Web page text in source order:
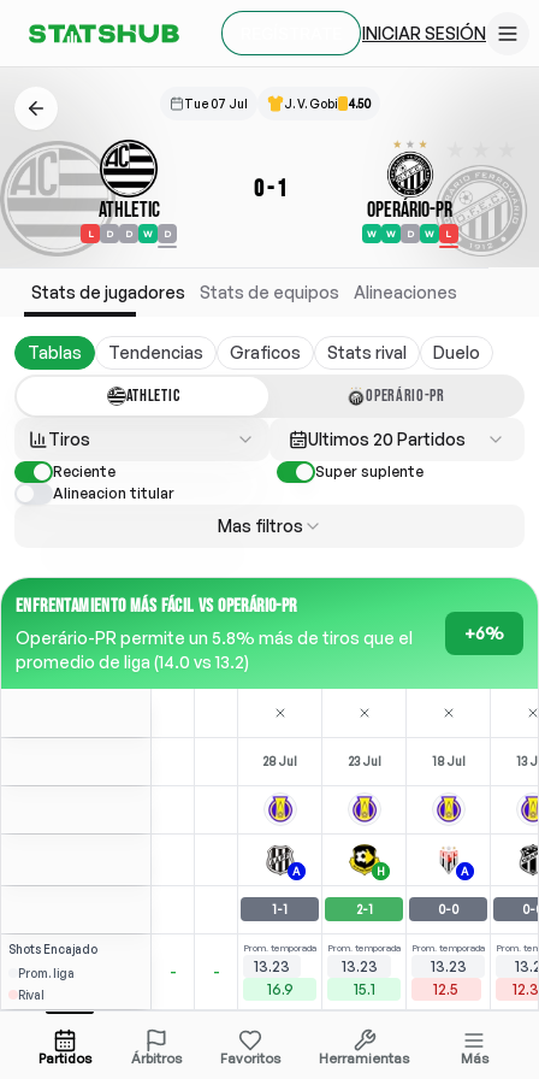
INICIAR SESIÓN
Tue 07 Jul J. V. Gobi 4.50
Athletic
L D D W D
0-1
Operário-PR
W W D W L
Stats de jugadores Stats de equipos Alineaciones
Tablas Tendencias Graficos Stats rival Duelo
ATHLETIC OPERÁRIO-PR
Tiros Ultimos 20 Partidos
Reciente
Super suplente
Alineacion titular
Mas filtros
ENFRENTAMIENTO MÁS FÁCIL VS OPERÁRIO-PR
Operário-PR permite un 5.8% más de tiros que el
promedio de liga (14.0 vs 13.2)
+6%
28 Jul 23 Jul 18 Jul 13
A H A
1-1 2-1 0-0 0-
Shots Encajado
Prom. liga
Rival
- -
Prom. temporada
13.23
16.9
Prom. temporada
13.23
15.1
Prom. temporada
13.23
12.5
Prom.
W. Aponzá Abrir menú
6.00
N/A F-45
(0)
F-30'
Partidos Árbitros Favoritos Herramientas Más